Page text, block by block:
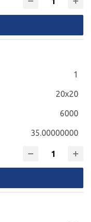
1
20x20
6000
35.00000000